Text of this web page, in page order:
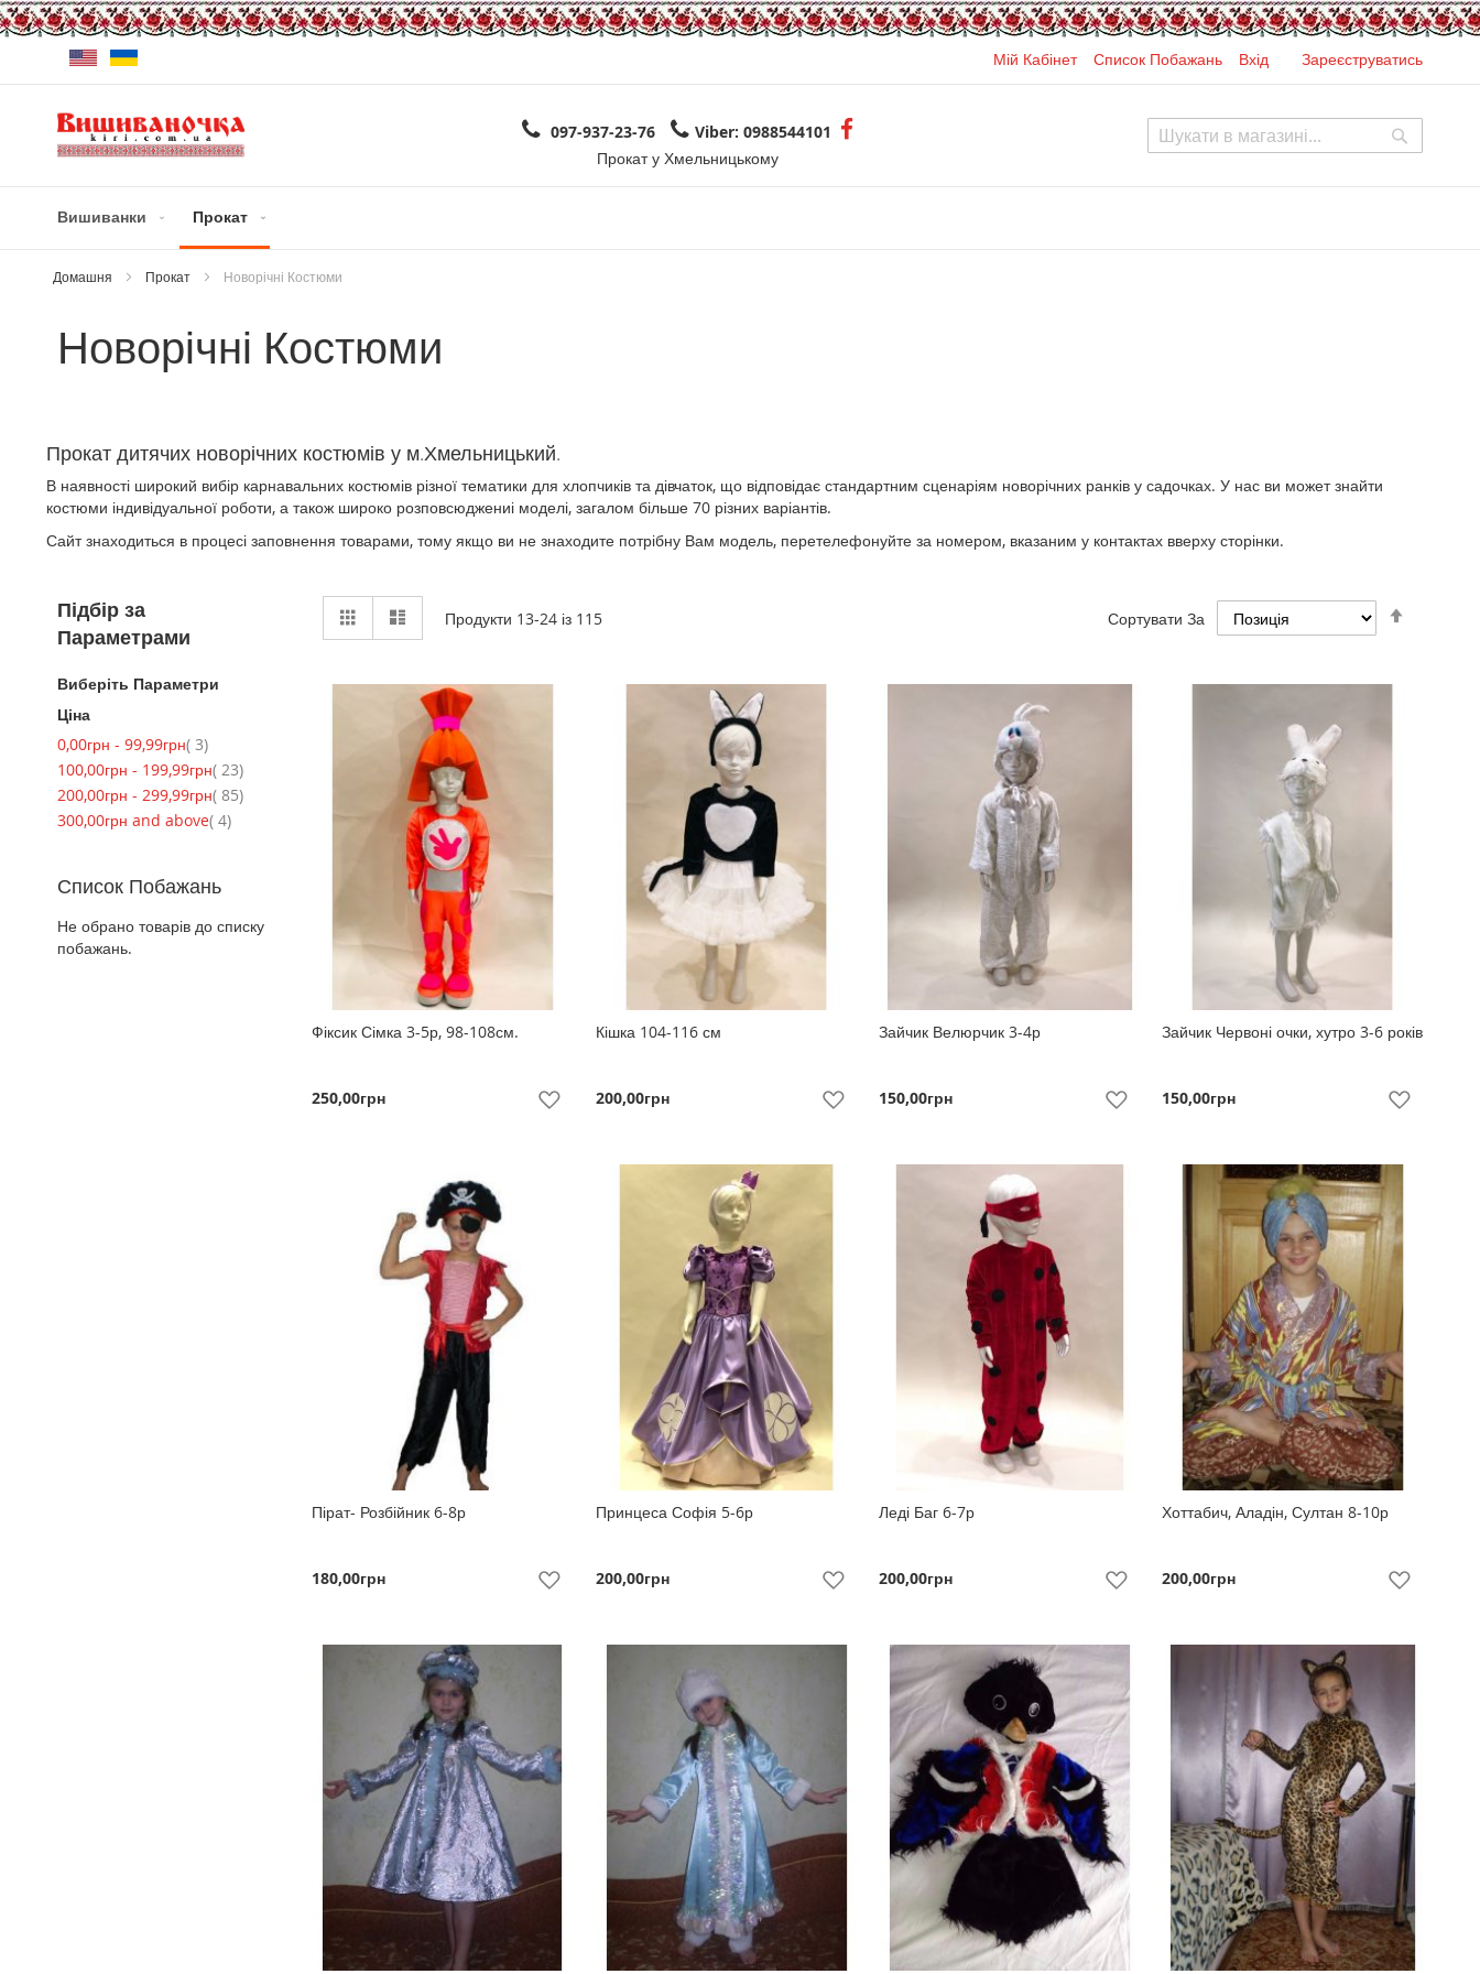
Мій Кабінет Список Побажань Вхід Зареєструватись
Skip
Мова
Search
097-937-23-76
Viber: 0988544101
Прокат у Хмельницькому
Вишиванки Прокат
Домашня Прокат Новорічні Костюми
Новорічні Костюми
Прокат дитячих новорічних костюмів у м.Хмельницький.
В наявності широкий вибір карнавальних костюмів різної тематики для хлопчиків та дівчаток, що відповідає стандартним сценаріям новорічних ранків у садочках. У нас ви может знайти
костюми індивідуальної роботи, а також широко розповсюджениі моделі, загалом більше 70 різних варіантів.
Сайт знаходиться в процесі заповнення товарами, тому якщо ви не знаходите потрібну Вам модель, перетелефонуйте за номером, вказаним у контактах вверху сторінки.
View
Grid Продукти 13-24 із 115 Сортувати За
Фіксик Сімка 3-5р, 98-108см.
250,00грн
Кішка 104-116 см
200,00грн
Зайчик Велюрчик 3-4р
150,00грн
Зайчик Червоні очки, хутро 3-6 років
150,00грн
Пірат- Розбійник 6-8р
180,00грн
Принцеса Софія 5-6р
200,00грн
Леді Баг 6-7р
200,00грн
Хоттабич, Аладін, Султан 8-10р
200,00грн
Підбір за
Параметрами
Виберіть Параметри
Ціна
0,00грн - 99,99грн 3item
100,00грн - 199,99грн 23item
200,00грн - 299,99грн 85item
300,00грн and above 4item
Список Побажань
Не обрано товарів до списку
побажань.